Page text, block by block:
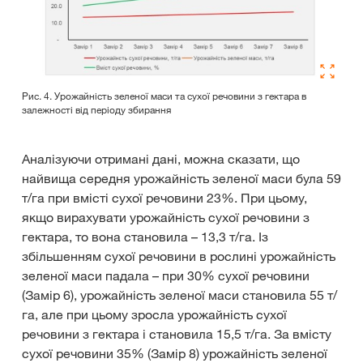
Рис. 4. Урожайність зеленої маси та сухої речовини з гектара в
залежності від періоду збирання
Аналізуючи отримані дані, можна сказати, що
найвища середня урожайність зеленої маси була 59
т/га при вмісті сухої речовини 23%. При цьому,
якщо вирахувати урожайність сухої речовини з
гектара, то вона становила – 13,3 т/га. Із
збільшенням сухої речовини в рослині урожайність
зеленої маси падала – при 30% сухої речовини
(Замір 6), урожайність зеленої маси становила 55 т/
га, але при цьому зросла урожайність сухої
речовини з гектара і становила 15,5 т/га. За вмісту
сухої речовини 35% (Замір 8) урожайність зеленої